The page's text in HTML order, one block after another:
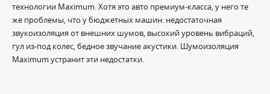
технологии Maximum. Хотя это авто премиум-класса, у него те
же проблемы, что у бюджетных машин: недостаточная
звукоизоляция от внешних шумов, высокий уровень вибраций,
гул из-под колес, бедное звучание акустики. Шумоизоляция
Maximum устранит эти недостатки.